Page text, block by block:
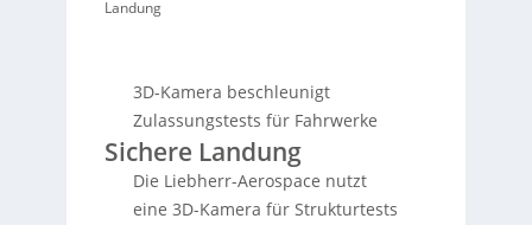
Landung
3D-Kamera beschleunigt
Zulassungstests für Fahrwerke
Sichere Landung
Die Liebherr-Aerospace nutzt
eine 3D-Kamera für Strukturtests